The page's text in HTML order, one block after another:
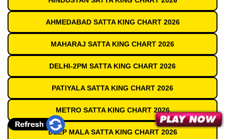
AHMEDABAD SATTA KING CHART 2026
MAHARAJ SATTA KING CHART 2026
DELHI-2PM SATTA KING CHART 2026
PATIYALA SATTA KING CHART 2026
METRO SATTA KING CHART 2026
DEEP MALA SATTA KING CHART 2026